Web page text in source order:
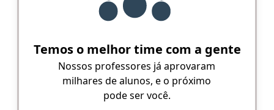
Temos o melhor time com a gente
Nossos professores já aprovaram
milhares de alunos, e o próximo
pode ser você.